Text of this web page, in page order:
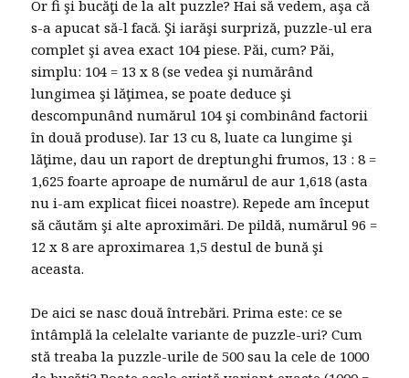
Or fi şi bucăţi de la alt puzzle? Hai să vedem, aşa că
s-a apucat să-l facă. Şi iarăşi surpriză, puzzle-ul era
complet şi avea exact 104 piese. Păi, cum? Păi,
simplu: 104 = 13 x 8 (se vedea şi numărând
lungimea şi lăţimea, se poate deduce şi
descompunând numărul 104 şi combinând factorii
în două produse). Iar 13 cu 8, luate ca lungime şi
lăţime, dau un raport de dreptunghi frumos, 13 : 8 =
1,625 foarte aproape de numărul de aur 1,618 (asta
nu i-am explicat fiicei noastre). Repede am început
să căutăm şi alte aproximări. De pildă, numărul 96 =
12 x 8 are aproximarea 1,5 destul de bună şi
aceasta.
De aici se nasc două întrebări. Prima este: ce se
întâmplă la celelalte variante de puzzle-uri? Cum
stă treaba la puzzle-urile de 500 sau la cele de 1000